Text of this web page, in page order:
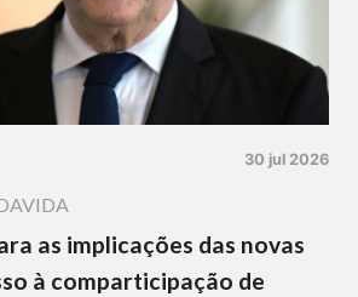
30 jul 2026
as implicações das novas
à comparticipação de